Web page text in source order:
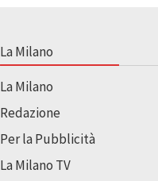
La Milano
La Milano
Redazione
Per la Pubblicità
La Milano TV